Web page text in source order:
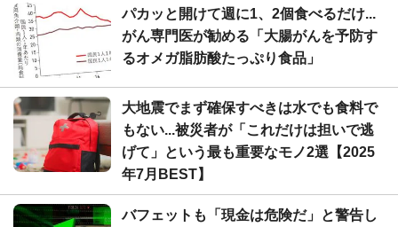
パカッと開けて週に1、2個食べるだけ...
がん専門医が勧める「大腸がんを予防す
るオメガ脂肪酸たっぷり食品」
大地震でまず確保すべきは水でも食料で
もない...被災者が「これだけは担いで逃
げて」という最も重要なモノ2選【2025
年7月BEST】
バフェットも「現金は危険だ」と警告し